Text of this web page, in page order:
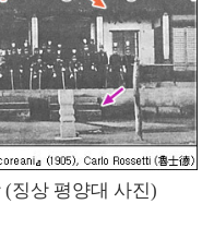
징상 평양대 사진)